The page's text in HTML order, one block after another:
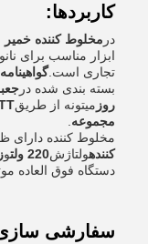
کاربردها:
در مخلوط کننده خمیر
ابزار مناسب برای
تجاری است.گواهینامه CE
بسته بندی شده در
روز ميتونه از طريق
مجموعه
مخلوط کننده دارای
کنندهولتاژش220 ولت و
دستگاه فوق العاده
سفارشی